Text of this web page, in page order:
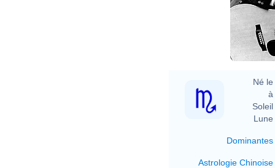
Né le
à
Soleil
Lune
Dominantes
Astrologie Chinoise